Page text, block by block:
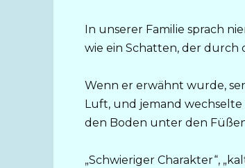
In unserer Familie sprach
wie ein Schatten, der durch
Wenn er erwähnt wurde,
Luft, und jemand wechselte
den Boden unter den
„Schwieriger Charakter“,